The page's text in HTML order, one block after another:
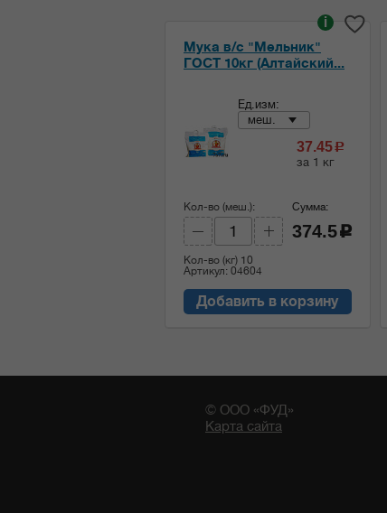
Мука в/с "Мельник"
ГОСТ 10кг (Алтайский...
i
Ед.изм:
меш.
37.45c
за 1 кг
Кол-во (меш.):
Кол-во (кг) 10
Артикул: 04604
Сумма:
374.5 c
Добавить в корзину
© ООО «ФУД»
Карта сайта